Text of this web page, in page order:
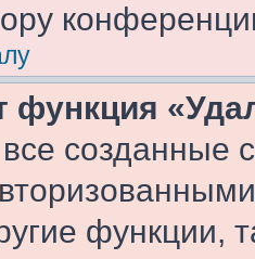
функция
созданные
функции,